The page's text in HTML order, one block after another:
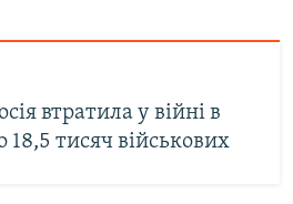
втратила у війні в
18,5 тисяч військових